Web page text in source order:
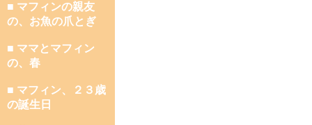
■ マフィンの親友
の、お魚の爪とぎ
■ ママとマフィン
の、春
■ マフィン、２３歳
の誕生日